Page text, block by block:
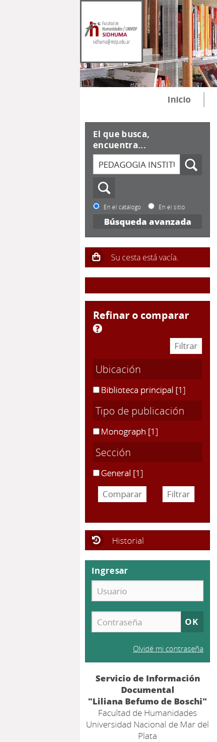
Inicio
El que busca,
encuentra...
En el catálogo En el sitio
Búsqueda avanzada
refinar o comparar
Ubicación
Biblioteca principal [1]
Tipo de publicación
Monograph [1]
Sección
General [1]
Historial
Ingresar
Olvidé mi contraseña
Servicio de Información
Documental
"Liliana Befumo de Boschi"
Facultad de Humanidades
Universidad Nacional de Mar del
Plata